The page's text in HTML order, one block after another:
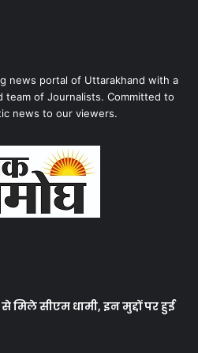
news portal of Uttarakhand with a
team of Journalists. Committed to
news to our viewers.
मिले सीएम धामी, इन मुद्दों पर हुई